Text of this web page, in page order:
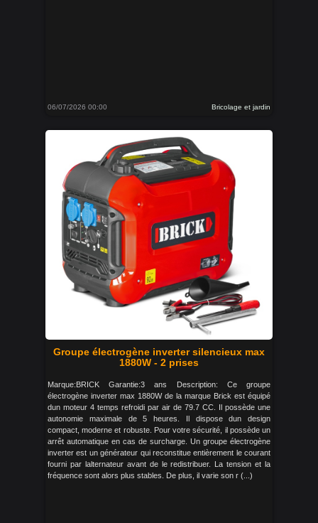
06/07/2026 00:00 Bricolage et jardin
Groupe électrogène inverter silencieux max
1880W - 2 prises
Marque:BRICK Garantie:3 ans Description: Ce groupe
électrogène inverter max 1880W de la marque Brick est équipé
dun moteur 4 temps refroidi par air de 79.7 CC. Il possède une
autonomie maximale de 5 heures. Il dispose dun design
compact, moderne et robuste. Pour votre sécurité, il possède un
arrêt automatique en cas de surcharge. Un groupe électrogène
inverter est un générateur qui reconstitue entièrement le courant
fourni par lalternateur avant de le redistribuer. La tension et la
fréquence sont alors plus stables. De plus, il varie son r (...)